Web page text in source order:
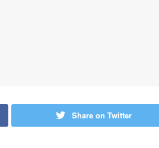
Share on Twitter